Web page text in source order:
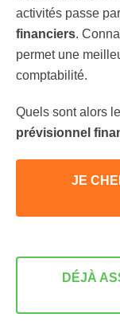
activités passe
financiers.
permet une
comptabilité.
Quels sont alors
prévisionnel
JE
DÉJÀ